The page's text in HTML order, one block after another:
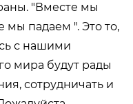
"Вместе мы
мы падаем ". Это то,
с нашими
мира будут рады
сотрудничать и